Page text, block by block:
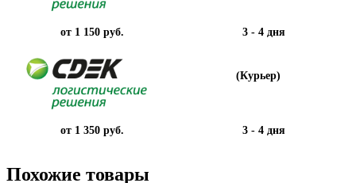
от 1 150 руб. 3 - 4 дня
(Курьер)
от 1 350 руб. 3 - 4 дня
Похожие товары